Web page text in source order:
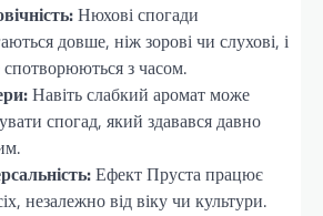
Нюхові спогади
довше, ніж зорові чи слухові, і
з часом.
Навіть слабкий аромат може
спогад, який здавався давно
Ефект Пруста працює
незалежно від віку чи культури.